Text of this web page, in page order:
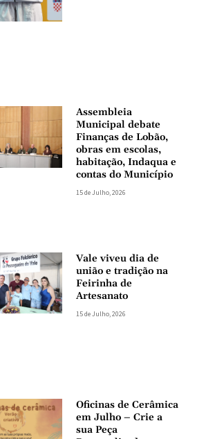
Assembleia
Municipal debate
Finanças de Lobão,
obras em escolas,
habitação, Indaqua e
contas do Município
15 de Julho, 2026
Vale viveu dia de
união e tradição na
Feirinha de
Artesanato
15 de Julho, 2026
Oficinas de Cerâmica
em Julho – Crie a
sua Peça